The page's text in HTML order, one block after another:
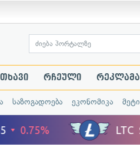
რჩეული რეკლამა
საზოგადოება ეკონომიკა მეტი